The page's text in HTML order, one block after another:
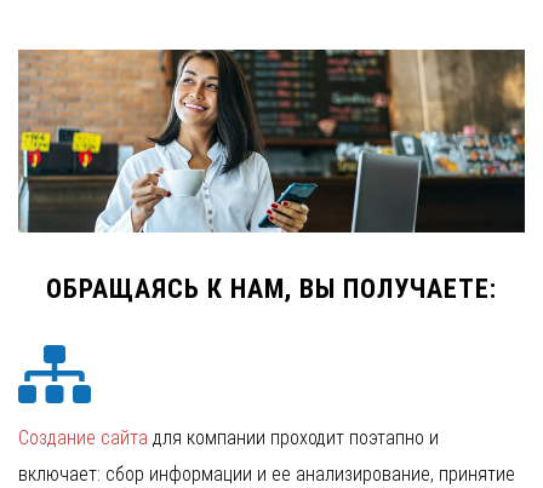
ОБРАЩАЯСЬ К НАМ, ВЫ ПОЛУЧАЕТЕ:
Создание сайта для компании проходит поэтапно и
включает: сбор информации и ее анализирование, принятие